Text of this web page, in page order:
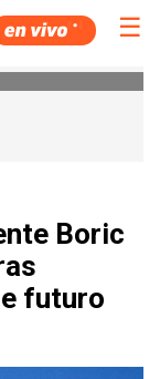
☰
Boric
futuro